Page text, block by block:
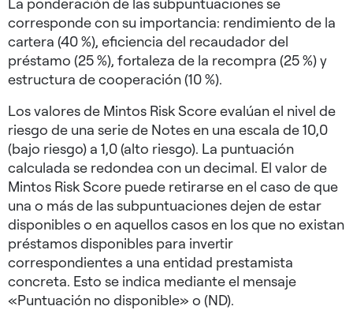
corresponde con su importancia: rendimiento de la
cartera (40 %), eficiencia del recaudador del
préstamo (25 %), fortaleza de la recompra (25 %) y
estructura de cooperación (10 %).
Los valores de Mintos Risk Score evalúan el nivel de
riesgo de una serie de Notes en una escala de 10,0
(bajo riesgo) a 1,0 (alto riesgo). La puntuación
calculada se redondea con un decimal. El valor de
Mintos Risk Score puede retirarse en el caso de que
una o más de las subpuntuaciones dejen de estar
disponibles o en aquellos casos en los que no existan
préstamos disponibles para invertir
correspondientes a una entidad prestamista
concreta. Esto se indica mediante el mensaje
«Puntuación no disponible» o (ND).